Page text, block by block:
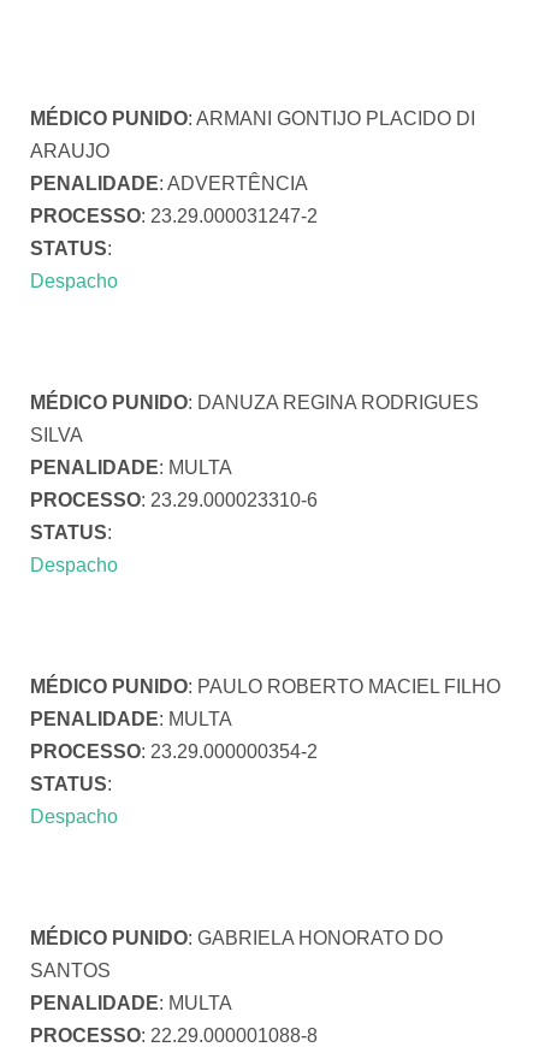
MÉDICO PUNIDO: ARMANI GONTIJO PLACIDO DI
ARAUJO
PENALIDADE: ADVERTÊNCIA
PROCESSO: 23.29.000031247-2
STATUS:
Despacho
MÉDICO PUNIDO: DANUZA REGINA RODRIGUES
SILVA
PENALIDADE: MULTA
PROCESSO: 23.29.000023310-6
STATUS:
Despacho
MÉDICO PUNIDO: PAULO ROBERTO MACIEL FILHO
PENALIDADE: MULTA
PROCESSO: 23.29.000000354-2
STATUS:
Despacho
MÉDICO PUNIDO: GABRIELA HONORATO DO
SANTOS
PENALIDADE: MULTA
PROCESSO: 22.29.000001088-8